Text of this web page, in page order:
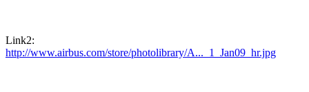
Link2:
http://www.airbus.com/store/photolibrary/A..._1_Jan09_hr.jpg